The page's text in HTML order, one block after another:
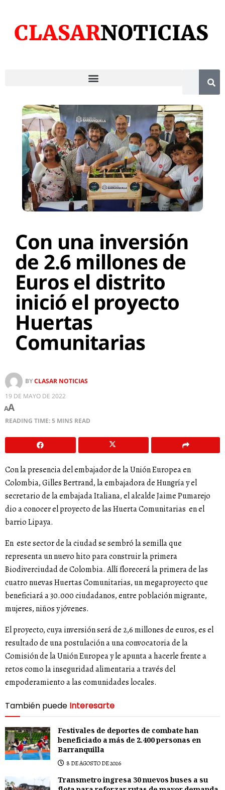
Con una inversión
de 2.6 millones de
Euros el distrito
inició el proyecto
Huertas
Comunitarias
BYCLASAR NOTICIAS
19 DE MAYO DE 2022
AA
READING TIME: 5 MINS READ
Con la presencia del embajador de la Unión Europea en
Colombia, Gilles Bertrand, la embajadora de Hungría y el
secretario de la embajada Italiana, el alcalde Jaime Pumarejo
dio a conocer el proyecto de las Huerta Comunitarias en el
barrio Lipaya.
En este sector de la ciudad se sembró la semilla que
representa un nuevo hito para construir la primera
Biodiverciudad de Colombia. Allí florecerá la primera de las
cuatro nuevas Huertas Comunitarias, un megaproyecto que
beneficiará a 30.000 ciudadanos, entre población migrante,
mujeres, niños y jóvenes.
El proyecto, cuya inversión será de 2,6 millones de euros, es el
resultado de una postulación a una convocatoria de la
Comisión de la Unión Europea y le apunta a hacerle frente a
retos como la inseguridad alimentaria a través del
empoderamiento a las comunidades locales.
También puede Interesarte
Festivales de deportes de combate han
beneficiado a más de 2.400 personas en
Barranquilla
8 DE AGOSTO DE 2026
Transmetro ingresa 30 nuevos buses a su